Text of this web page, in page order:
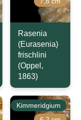
Rasenia
(Eurasenia)
frischlini
(Oppel,
1863)
Kimmeridgium